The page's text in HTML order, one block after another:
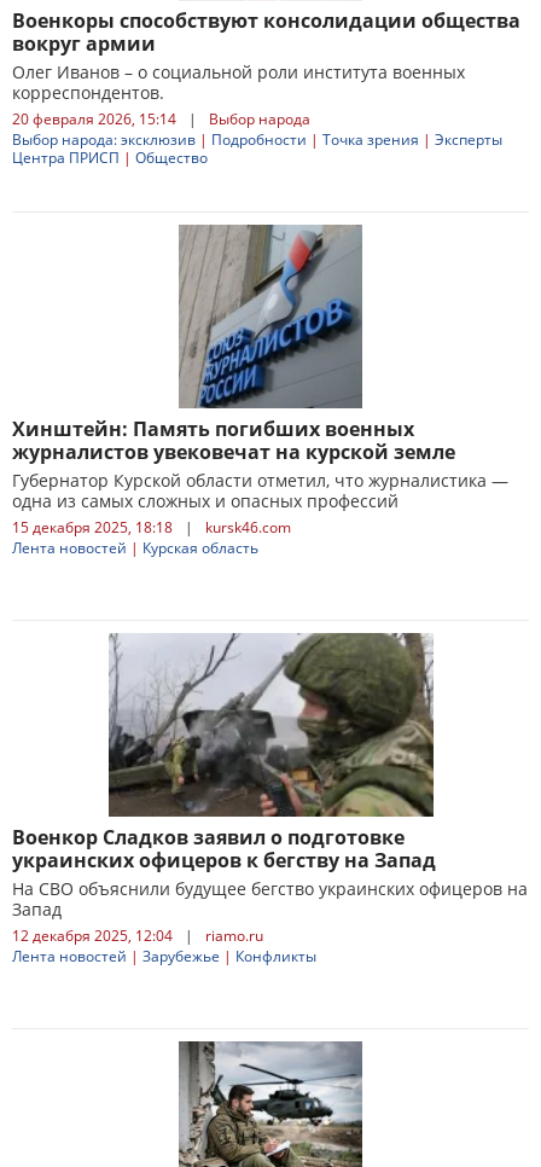
Военкоры способствуют консолидации общества
вокруг армии
Олег Иванов – о социальной роли института военных
корреспондентов.
20 февраля 2026, 15:14 |
Выбор народа
Выбор народа: эксклюзив | Подробности | Точка зрения | Эксперты
Центра ПРИСП | Общество
Хинштейн: Память погибших военных
журналистов увековечат на курской земле
Губернатор Курской области отметил, что журналистика —
одна из самых сложных и опасных профессий
15 декабря 2025, 18:18 |
kursk46.com
Лента новостей | Курская область
Военкор Сладков заявил о подготовке
украинских офицеров к бегству на Запад
На СВО объяснили будущее бегство украинских офицеров на
Запад
12 декабря 2025, 12:04 |
riamo.ru
Лента новостей | Зарубежье | Конфликты